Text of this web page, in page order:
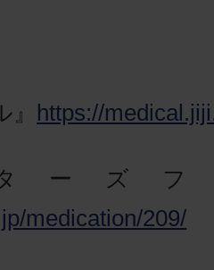
https://
ーズフ
medication/209/